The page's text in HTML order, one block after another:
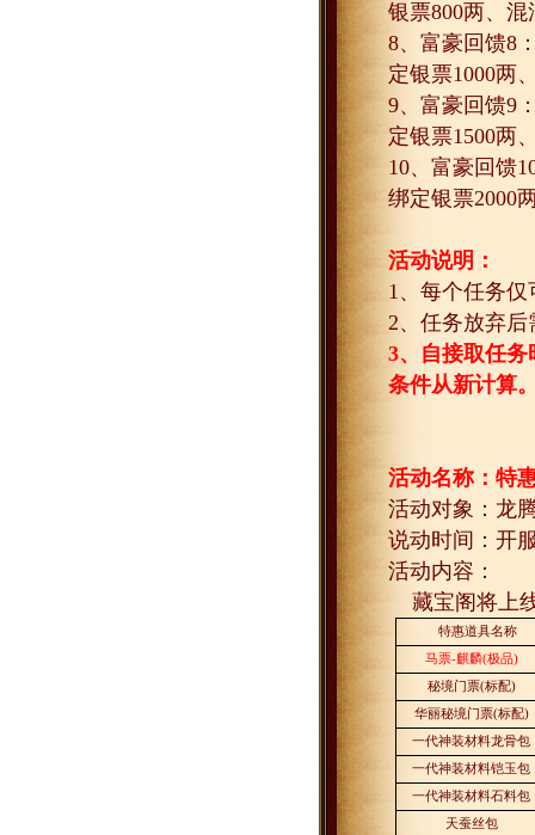
银票800两、混
8、富豪回馈8
定银票1000两
9、富豪回馈9
定银票1500两
10、富豪回馈
绑定银票2000
活动说明：
1、每个任务
2、任务放弃
3、自接取任务
条件从新计算
活动名称：特
活动对象：龙
说动时间：开
活动内容：
藏宝阁将上
特惠道具名称
马票-麒麟(极品)
秘境门票(标配)
华丽秘境门票(标配)
一代神装材料龙骨包
一代神装材料铠玉包
一代神装材料石料包
天蚕丝包